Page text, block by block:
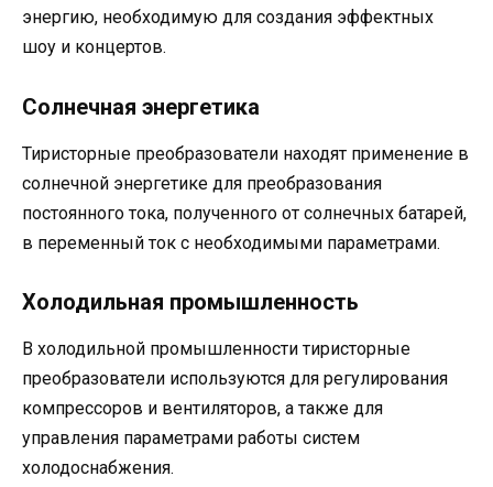
энергию, необходимую для создания эффектных
шоу и концертов.
Солнечная энергетика
Тиристорные преобразователи находят применение в
солнечной энергетике для преобразования
постоянного тока, полученного от солнечных батарей,
в переменный ток с необходимыми параметрами.
Холодильная промышленность
В холодильной промышленности тиристорные
преобразователи используются для регулирования
компрессоров и вентиляторов, а также для
управления параметрами работы систем
холодоснабжения.